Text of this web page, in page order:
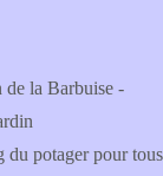
de la Barbuise -
du potager pour tous